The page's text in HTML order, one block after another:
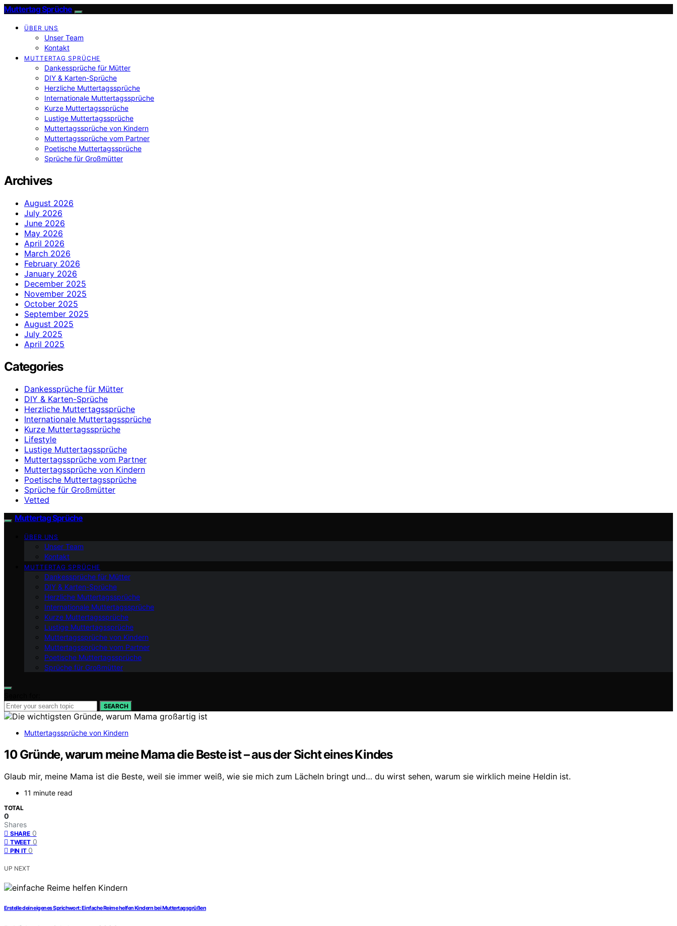
Muttertag Sprüche
ÜBER UNS
Unser Team
Kontakt
MUTTERTAG SPRÜCHE
Dankessprüche für Mütter
DIY & Karten-Sprüche
Herzliche Muttertagssprüche
Internationale Muttertagssprüche
Kurze Muttertagssprüche
Lustige Muttertagssprüche
Muttertagssprüche von Kindern
Muttertagssprüche vom Partner
Poetische Muttertagssprüche
Sprüche für Großmütter
Archives
August 2026
July 2026
June 2026
May 2026
April 2026
March 2026
February 2026
January 2026
December 2025
November 2025
October 2025
September 2025
August 2025
July 2025
April 2025
Categories
Dankessprüche für Mütter
DIY & Karten-Sprüche
Herzliche Muttertagssprüche
Internationale Muttertagssprüche
Kurze Muttertagssprüche
Lifestyle
Lustige Muttertagssprüche
Muttertagssprüche vom Partner
Muttertagssprüche von Kindern
Poetische Muttertagssprüche
Sprüche für Großmütter
Vetted
Muttertag Sprüche
ÜBER UNS
Unser Team
Kontakt
MUTTERTAG SPRÜCHE
Dankessprüche für Mütter
DIY & Karten-Sprüche
Herzliche Muttertagssprüche
Internationale Muttertagssprüche
Kurze Muttertagssprüche
Lustige Muttertagssprüche
Muttertagssprüche von Kindern
Muttertagssprüche vom Partner
Poetische Muttertagssprüche
Sprüche für Großmütter
SEARCH
Muttertagssprüche von Kindern
10 Gründe, warum meine Mama die Beste ist – aus der Sicht eines Kindes
Glaub mir, meine Mama ist die Beste, weil sie immer weiß, wie sie mich zum Lächeln bringt und… du wirst sehen, warum sie wirklich meine Heldin ist.
11 minute read
TOTAL
0
Shares
SHARE 0
TWEET 0
PIN IT 0
UP NEXT
Erstelle dein eigenes Sprichwort: Einfache Reime helfen Kindern bei Muttertagsgrüßen